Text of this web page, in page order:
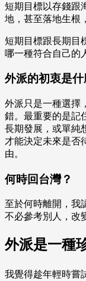
短期目標以存錢跟
地，甚至落地生根
短期目標跟長期目
哪一種符合自己的
外派的初衷是什
外派只是一種選擇
錯。最重要的是記
長期發展，或單純
才能決定未來是否
由。
何時回台灣？
至於何時離開，我
不必參考別人，改
外派是一種
我覺得趁年輕時嘗